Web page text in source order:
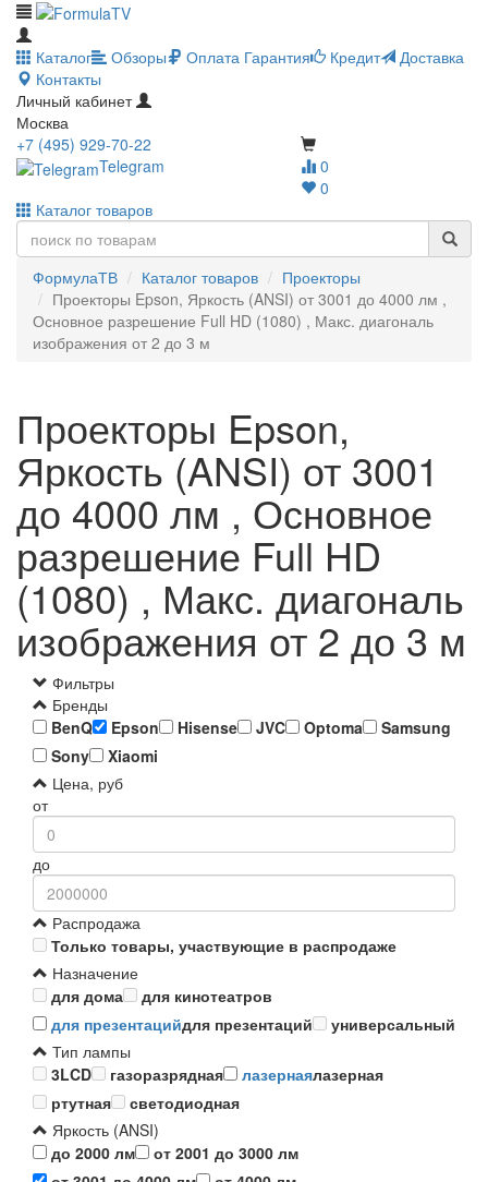
Каталог Обзоры Оплата Гарантия Кредит
Доставка
Контакты
Личный кабинет
Москва
0
0
+7 (495) 929-70-22
Telegram
Каталог товаров
ФормулаТВ Каталог товаров
Проекторы
Проекторы Epson, Яркость (ANSI) от 3001 до 4000 лм ,
Основное разрешение Full HD (1080) , Макс. диагональ
изображения от 2 до 3 м
Проекторы Epson,
Яркость (ANSI) от 3001
до 4000 лм , Основное
разрешение Full HD
(1080) , Макс. диагональ
изображения от 2 до 3 м
Фильтры
Бренды
BenQ
Epson Hisense JVC Optoma
Samsung
Sony
Xiaomi
Цена, руб
от
до
Распродажа
Только товары, участвующие в распродаже
Назначение
для дома
для кинотеатров
для презентацийдля презентаций
универсальный
Тип лампы
3LCD
газоразрядная лазернаялазерная
ртутная
светодиодная
Яркость (ANSI)
до 2000 лм
от 2001 до 3000 лм